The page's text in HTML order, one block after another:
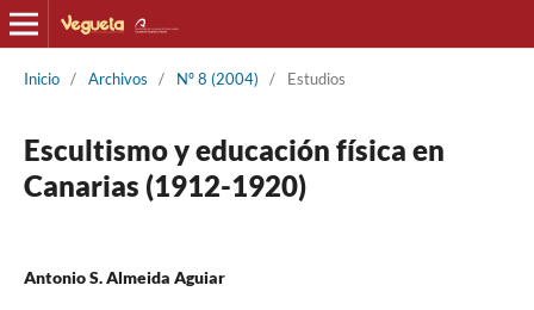
Inicio / Archivos / Nº 8 (2004) / Estudios
Escultismo y educación física en
Canarias (1912-1920)
Antonio S. Almeida Aguiar